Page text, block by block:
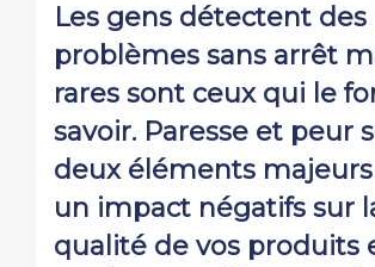
Les gens détectent des
problèmes sans arrêt
rares sont ceux qui le
savoir. Paresse et peur
deux éléments
un impact négatifs sur
qualité de vos produits